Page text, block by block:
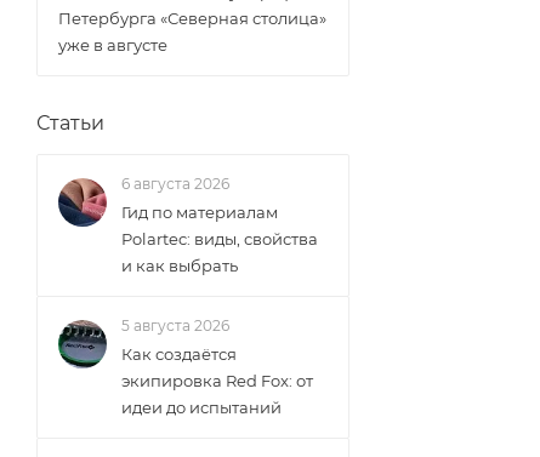
Петербурга «Северная столица»
уже в августе
Статьи
6 августа 2026
Гид по материалам
Polartec: виды, свойства
и как выбрать
5 августа 2026
Как создаётся
экипировка Red Fox: от
идеи до испытаний